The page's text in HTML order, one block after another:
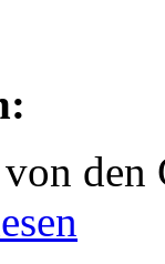
von den